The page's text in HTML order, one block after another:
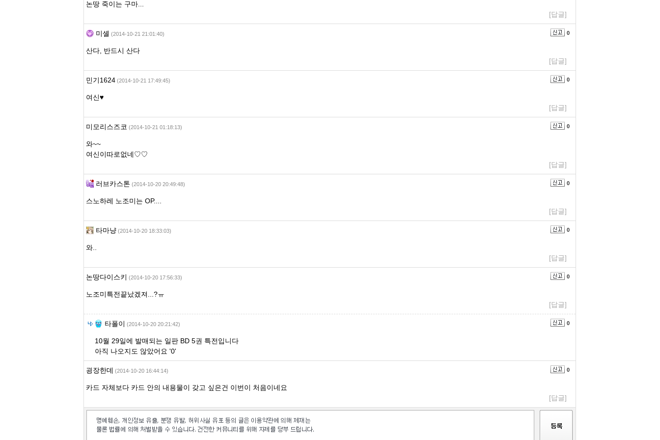
논땅 죽이는 구마...
[답글]
미셸 (2014-10-21 21:01:40) 0
산다, 반드시 산다
[답글]
민기1624 (2014-10-21 17:49:45) 0
여신♥
[답글]
미모리스즈코 (2014-10-21 01:18:13) 0
와~~
여신이따로없네♡♡
[답글]
러브카스톤 (2014-10-20 20:49:48) 0
스노하레 노조미는 OP....
[답글]
타마냥 (2014-10-20 18:33:03) 0
와..
[답글]
논땅다이스키 (2014-10-20 17:56:33) 0
노조미특전끝났겠져...?ㅠ
[답글]
타폴이 (2014-10-20 20:21:42) 0
10월 29일에 발매되는 일판 BD 5권 특전입니다
아직 나오지도 않았어요 '0'
굉장한데 (2014-10-20 16:44:14) 0
카드 자체보다 카드 안의 내용물이 갖고 싶은건 이번이 처음이네요
[답글]